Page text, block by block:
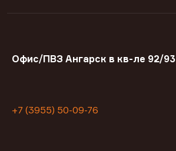
Офис/ПВЗ Ангарск в кв-ле 92/93
+7 (3955) 50-09-76